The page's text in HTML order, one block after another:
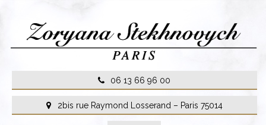
content
06 13 66 96 00
2bis rue Raymond Losserand – Paris 75014